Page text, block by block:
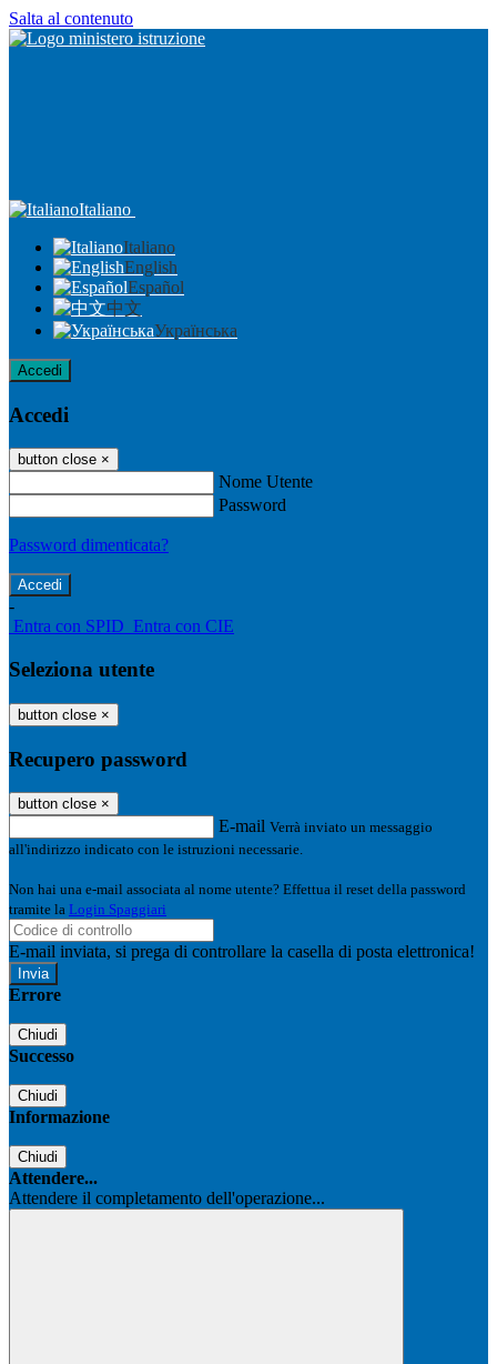
Salta al contenuto
Italiano
Italiano
English
Español
中文
Українська
Accedi
Accedi
button close ×
Nome Utente
Password
Password dimenticata?
-
Entra con SPID Entra con CIE
Seleziona utente
button close ×
Recupero password
button close ×
E-mail Verrà inviato un messaggio
all'indirizzo indicato con le istruzioni necessarie.
Non hai una e-mail associata al nome utente? Effettua il reset della password
tramite la Login Spaggiari
E-mail inviata, si prega di controllare la casella di posta elettronica!
Errore
Chiudi
Successo
Chiudi
Informazione
Chiudi
Attendere...
Attendere il completamento dell'operazione...